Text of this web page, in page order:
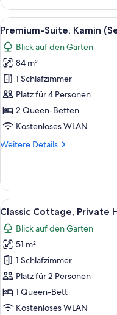
Ferienhaus,
Küche
(Flower
Cottage)
Alle
Fotos
für
Premium-
Suite,
Kamin
(Sears
Tower)
6
Premium-Suite, Kamin
Blick auf den Garten
84 m²
1 Schlafzimmer
Platz für 4 Personen
2 Queen-Betten
Kostenloses WLAN
Weitere Details
Weitere
Suite,
Kamin
(Sears
Tower)
Alle
Fotos
für
Classic
Cottage,
Private
Hot
Tub
5
Classic Cottage, Private
Blick auf den Garten
51 m²
1 Schlafzimmer
Platz für 2 Personen
1 Queen-Bett
Kostenloses WLAN